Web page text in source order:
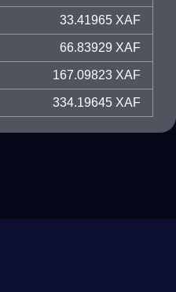
33.41965 XAF
66.83929 XAF
167.09823 XAF
334.19645 XAF